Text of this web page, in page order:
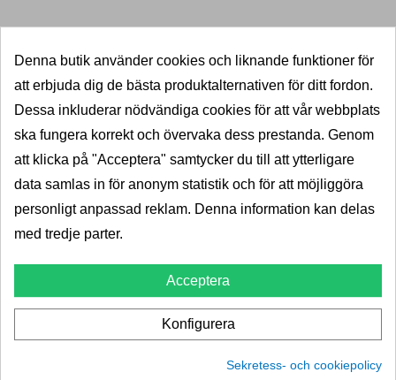
Pris
667,00 kr
LÄGG I VARUKORG
Denna butik använder cookies och liknande funktioner för
att erbjuda dig de bästa produktalternativen för ditt fordon.
Dessa inkluderar nödvändiga cookies för att vår webbplats
ska fungera korrekt och övervaka dess prestanda. Genom
att klicka på "Acceptera" samtycker du till att ytterligare
data samlas in för anonym statistik och för att möjliggöra
personligt anpassad reklam. Denna information kan delas
med tredje parter.
Acceptera
Konfigurera
Sekretess- och cookiepolicy